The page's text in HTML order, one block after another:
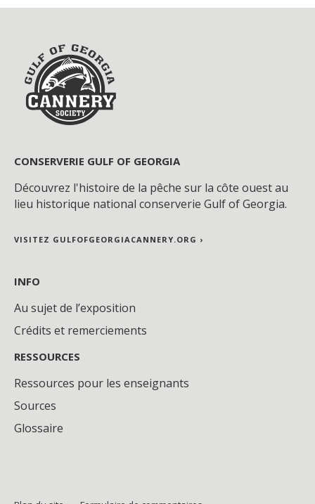
CONSERVERIE GULF OF GEORGIA
Découvrez l'histoire de la pêche sur la côte ouest au
lieu historique national conserverie Gulf of Georgia.
VISITEZ GULFOFGEORGIACANNERY.ORG ›
INFO
Au sujet de l’exposition
Crédits et remerciements
RESSOURCES
Ressources pour les enseignants
Sources
Glossaire